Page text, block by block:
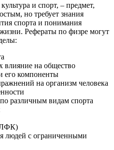
и спорт, – предмет,
но требует знания
спорта и понимания
Рефераты по физре могут
на общество
его компоненты
на организм человека
различным видам спорта
людей с ограниченными